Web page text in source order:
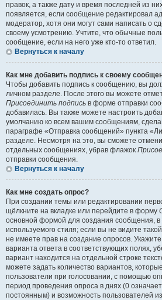
правок, а также дату и время последней из
появляется, если сообщение редактировал
модератор, хотя они могут сами написать о
своему усмотрению. Учтите, что обычные
сообщение, если на него уже кто-то ответил.
Вернуться к началу
Как мне добавить подпись к своему
Чтобы добавить подпись к сообщению, вы
личном разделе. После этого вы можете
Присоединить подпись в форме отправки
добавилась. Вы также можете настроить
умолчанию ко всем вашим сообщениям,
параграфе «Отправка сообщений» пункта
разделе. Несмотря на это, вы сможете
отдельных сообщениях, убрав флажок
отправки сообщения.
Вернуться к началу
Как мне создать опрос?
При создании темы или редактировании
щёлкните на вкладке или перейдите в форму
основной формой для создания сообщения, в
используемого стиля; если вы не видите
не имеете прав на создание опросов.
варианта ответа в соответствующих полях,
вариант находится на отдельной строке
можете задать количество вариантов,
пользователи при голосовании, с помощью
период проведения опроса в днях (0
постоянным) и возможность пользователей